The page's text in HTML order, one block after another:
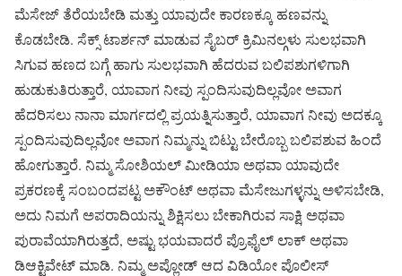
ಮೆಸೇಜ್ ತೆರೆಯಬೇಡಿ ಮತ್ತು ಯಾವುದೇ ಕಾರಣಕ್ಕೂ ಹಣವನ್ನು
ಕೊಡಬೇಡಿ. ಸೆಕ್ಸ್​ ಟಾರ್ಶನ್ ಮಾಡುವ ಸೈಬರ್ ಕ್ರಿಮಿನಲ್ಗಳು ಸುಲಭವಾಗಿ
ಸಿಗುವ ಹಣದ ಬಗ್ಗೆ ಹಾಗು ಸುಲಭವಾಗಿ ಹೆದರುವ ಬಲಿಪಶುಗಳಿಗಾಗಿ
ಹುಡುಕುತಿರುತ್ತಾರೆ, ಯಾವಾಗ ನೀವು ಸ್ಪಂದಿಸುವುದಿಲ್ಲವೋ ಅವಾಗ
ಹೆದರಿಸಲು ನಾನಾ ಮಾರ್ಗದಲ್ಲಿ ಪ್ರಯತ್ನಿಸುತ್ತಾರೆ, ಯಾವಾಗ ನೀವು ಅದಕ್ಕೂ
ಸ್ಪಂದಿಸುವುದಿಲ್ಲವೋ ಅವಾಗ ನಿಮ್ಮನ್ನು ಬಿಟ್ಟು ಬೇರೊಬ್ಬ ಬಲಿಪಶುವ ಹಿಂದೆ
ಹೋಗುತ್ತಾರೆ. ನಿಮ್ಮ ಸೋಶಿಯಲ್ ಮೀಡಿಯಾ ಅಥವಾ ಯಾವುದೇ
ಪ್ರಕರಣಕ್ಕೆ ಸಂಬಂದಪಟ್ಟ ಅಕೌಂಟ್ ಅಥವಾ ಮೆಸೇಜುಗಳ್ಳನ್ನು ಅಳಿಸಬೇಡಿ,
ಅದು ನಿಮಗೆ ಅಪರಾದಿಯನ್ನು ಶಿಕ್ಷಿಸಲು ಬೇಕಾಗಿರುವ ಸಾಕ್ಷಿ ಅಥವಾ
ಪುರಾವೆಯಾಗಿರುತ್ತದೆ, ಅಷ್ಟು ಭಯವಾದರೆ ಪ್ರೊಫೈಲ್ ಲಾಕ್ ಅಥವಾ
ಡಿಆಕ್ಟಿವೇಟ್ ಮಾಡಿ. ನಿಮ್ಮ ಅಪ್ಲೋಡ್ ಆದ ವಿಡಿಯೋ ಪೊಲೀಸ್